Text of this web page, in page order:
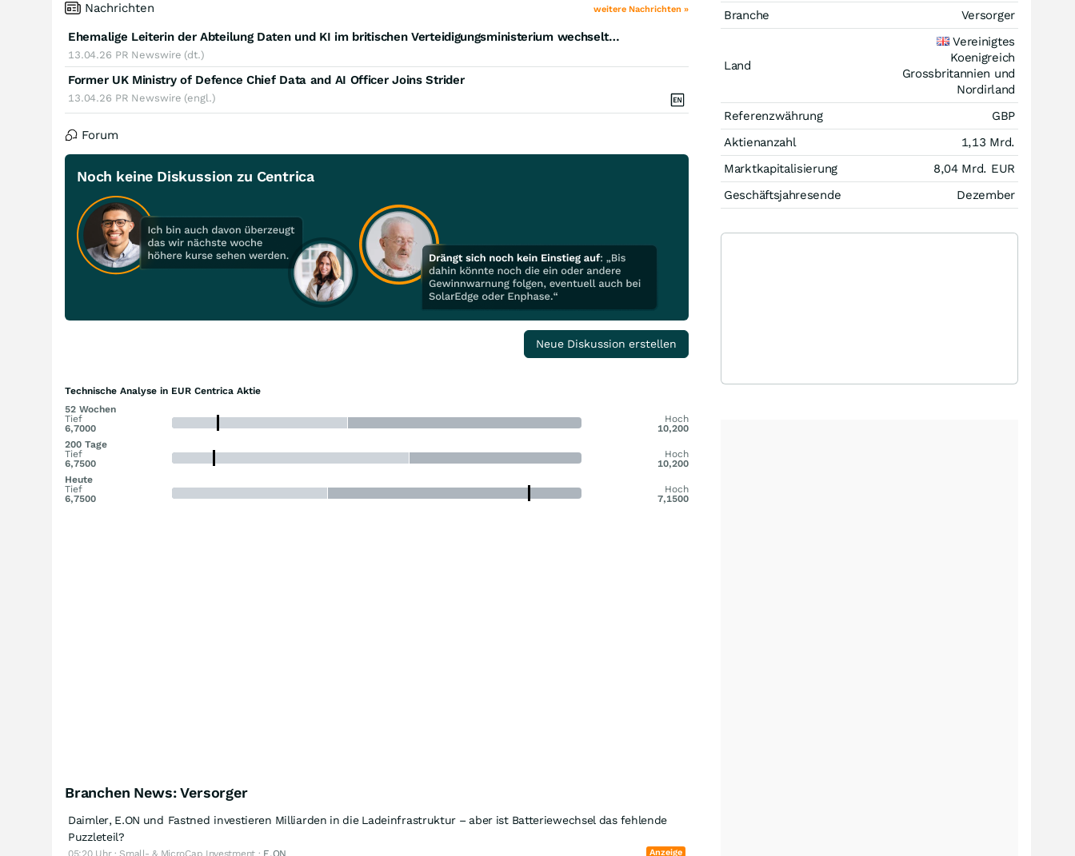
Nachrichten weitere Nachrichten »
Ehemalige Leiterin der Abteilung Daten und KI im britischen Verteidigungsministerium wechselt zu Strider
13.04.26 PR Newswire (dt.)
Former UK Ministry of Defence Chief Data and AI Officer Joins Strider
13.04.26 PR Newswire (engl.)
Forum
Noch keine Diskussion zu Centrica
Neue Diskussion erstellen
Technische Analyse in EUR Centrica Aktie
52 Wochen
Tief
6,7000
Hoch
10,200
200 Tage
Tief
6,7500
Hoch
10,200
Heute
Tief
6,7500
Hoch
7,1500
Branchen News: Versorger
Daimler, E.ON und Fastned investieren Milliarden in die Ladeinfrastruktur – aber ist Batteriewechsel das fehlende
Puzzleteil?
05:20 Uhr · Small- & MicroCap Investment · E.ON Anzeige
Branche
Versorger
Land
Vereinigtes
Koenigreich
Grossbritannien und
Nordirland
Referenzwährung
GBP
Aktienanzahl
1,13 Mrd.
Marktkapitalisierung
8,04 Mrd. EUR
Geschäftsjahresende
Dezember